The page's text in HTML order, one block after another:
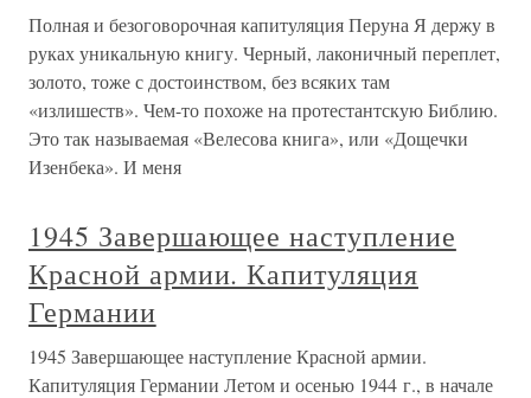
Полная и безоговорочная капитуляция Перуна Я держу в
руках уникальную книгу. Черный, лаконичный переплет,
золото, тоже с достоинством, без всяких там
«излишеств». Чем-то похоже на протестантскую Библию.
Это так называемая «Велесова книга», или «Дощечки
Изенбека». И меня
1945 Завершающее наступление
Красной армии. Капитуляция
Германии
1945 Завершающее наступление Красной армии.
Капитуляция Германии Летом и осенью 1944 г., в начале